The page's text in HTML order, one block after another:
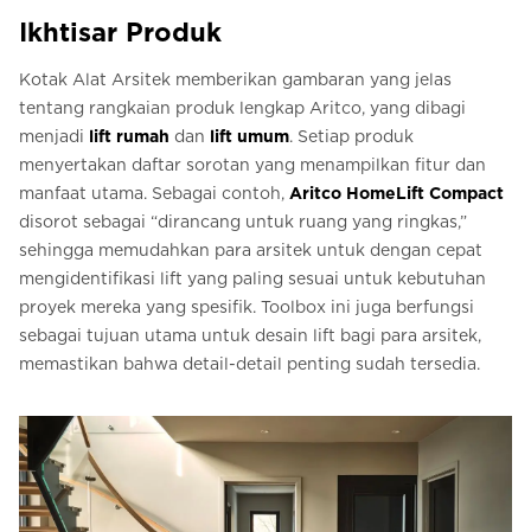
Ikhtisar Produk
Kotak Alat Arsitek memberikan gambaran yang jelas
tentang rangkaian produk lengkap Aritco, yang dibagi
menjadi lift rumah dan lift umum. Setiap produk
menyertakan daftar sorotan yang menampilkan fitur dan
manfaat utama. Sebagai contoh, Aritco HomeLift Compact
disorot sebagai “dirancang untuk ruang yang ringkas,”
sehingga memudahkan para arsitek untuk dengan cepat
mengidentifikasi lift yang paling sesuai untuk kebutuhan
proyek mereka yang spesifik. Toolbox ini juga berfungsi
sebagai tujuan utama untuk desain lift bagi para arsitek,
memastikan bahwa detail-detail penting sudah tersedia.